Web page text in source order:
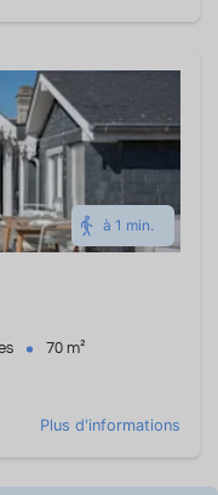
à 1 min.
70 m²
Plus d'informations